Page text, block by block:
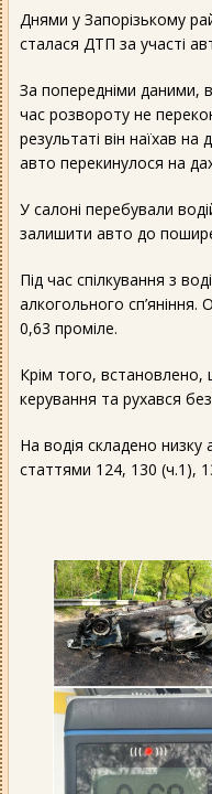
Днями у Запорізькому
сталася ДТП за участі
За попередніми даними,
час розвороту не
результаті він наїхав
авто перекинулося на
У салоні перебували
залишити авто до
Під час спілкування з
алкогольного сп’яніння.
0,63 проміле.
Крім того,
керування та рухався
На водія складено низку
статтями 124, 130 (ч.1),